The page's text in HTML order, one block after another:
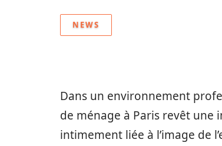
NEWS
Dans un environnement
de ménage à Paris revêt une
intimement liée à l’image de